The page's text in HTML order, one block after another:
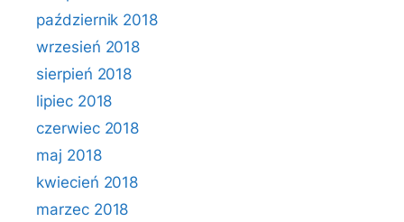
październik 2018
wrzesień 2018
sierpień 2018
lipiec 2018
czerwiec 2018
maj 2018
kwiecień 2018
marzec 2018